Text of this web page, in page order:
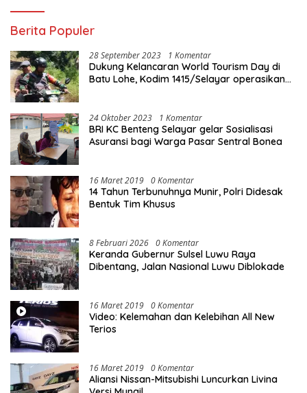
Berita Populer
28 September 2023 1 Komentar
Dukung Kelancaran World Tourism Day di
Batu Lohe, Kodim 1415/Selayar operasikan
24 Oktober 2023 1 Komentar
BRI KC Benteng Selayar gelar Sosialisasi
Asuransi bagi Warga Pasar Sentral Bonea
16 Maret 2019 0 Komentar
14 Tahun Terbunuhnya Munir, Polri Didesak
Bentuk Tim Khusus
8 Februari 2026 0 Komentar
Keranda Gubernur Sulsel Luwu Raya
Dibentang, Jalan Nasional Luwu Diblokade
16 Maret 2019 0 Komentar
Video: Kelemahan dan Kelebihan All New
Terios
16 Maret 2019 0 Komentar
Aliansi Nissan-Mitsubishi Luncurkan Livina